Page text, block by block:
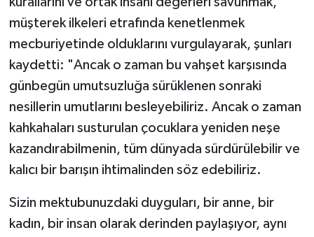
müşterek ilkeleri etrafında kenetlenmek
mecburiyetinde olduklarını vurgulayarak, şunları
kaydetti: "Ancak o zaman bu vahşet karşısında
günbegün umutsuzluğa sürüklenen sonraki
nesillerin umutlarını besleyebiliriz. Ancak o zaman
kahkahaları susturulan çocuklara yeniden neşe
kazandırabilmenin, tüm dünyada sürdürülebilir ve
kalıcı bir barışın ihtimalinden söz edebiliriz.
Sizin mektubunuzdaki duyguları, bir anne, bir
kadın, bir insan olarak derinden paylaşıyor, aynı